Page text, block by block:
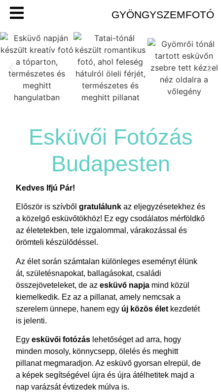
GYÖNGYSZEMFOTÓ
Esküvői Fotózás
Budapesten
Kedves Ifjú Pár!
Először is szívből gratulálunk az eljegyzésetekhez és
a közelgő esküvőtökhöz! Ez egy csodálatos mérföldkő
az életetekben, tele izgalommal, várakozással és
örömteli készülődéssel.
Az élet során számtalan különleges eseményt élünk
át, születésnapokat, ballagásokat, családi
összejöveteleket, de az esküvő napja mind közül
kiemelkedik. Ez az a pillanat, amely nemcsak a
szerelem ünnepe, hanem egy új közös élet kezdetét
is jelenti.
Egy esküvői fotózás lehetőséget ad arra, hogy
minden mosoly, könnycsepp, ölelés és meghitt
pillanat megmaradjon. Az esküvő gyorsan elrepül, de
a képek segítségével újra és újra átélhetitek majd a
nap varázsát évtizedek múlva is.